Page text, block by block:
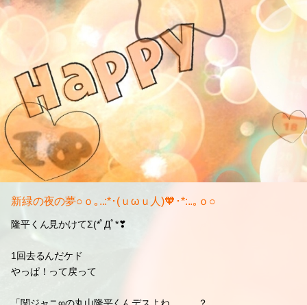
新緑の夜の夢○ｏ｡..:*･(ｕωｕ人)🧡･*:..｡ｏ○
隆平くん見かけてΣ(*ﾟДﾟ*❣
1回去るんだケド
やっぱ！って戻って